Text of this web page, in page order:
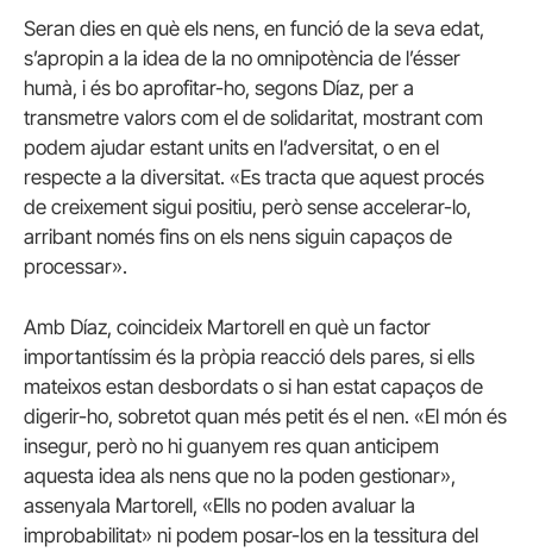
Seran dies en què els nens, en funció de la seva edat,
s’apropin a la idea de la no omnipotència de l’ésser
humà, i és bo aprofitar-ho, segons Díaz, per a
transmetre valors com el de solidaritat, mostrant com
podem ajudar estant units en l’adversitat, o en el
respecte a la diversitat. «Es tracta que aquest procés
de creixement sigui positiu, però sense accelerar-lo,
arribant només fins on els nens siguin capaços de
processar».
Amb Díaz, coincideix Martorell en què un factor
importantíssim és la pròpia reacció dels pares, si ells
mateixos estan desbordats o si han estat capaços de
digerir-ho, sobretot quan més petit és el nen. «El món és
insegur, però no hi guanyem res quan anticipem
aquesta idea als nens que no la poden gestionar»,
assenyala Martorell, «Ells no poden avaluar la
improbabilitat» ni podem posar-los en la tessitura del